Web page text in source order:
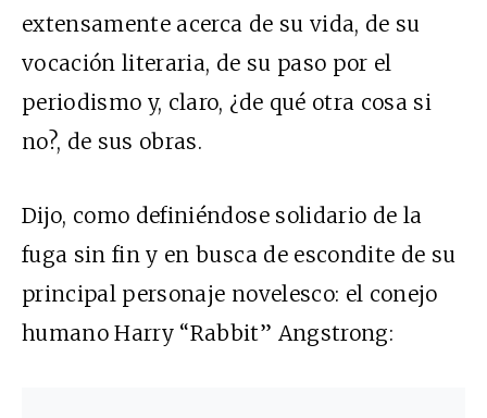
extensamente acerca de su vida, de su
vocación literaria, de su paso por el
periodismo y, claro, ¿de qué otra cosa si
no?, de sus obras.
Dijo, como definiéndose solidario de la
fuga sin fin y en busca de escondite de su
principal personaje novelesco: el conejo
humano Harry “Rabbit” Angstrong: